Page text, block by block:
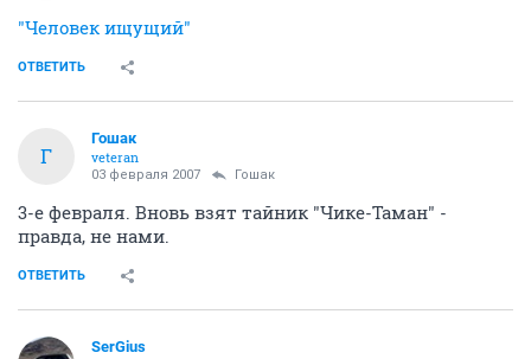
"Человек ищущий"
ОТВЕТИТЬ
Г
Гошак
veteran
03 февраля 2007 Гошак
3-е февраля. Вновь взят тайник "Чике-Таман" -
правда, не нами.
ОТВЕТИТЬ
SerGius